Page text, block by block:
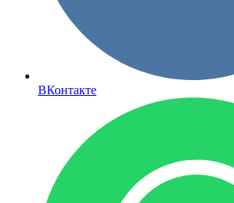
ВКонтакте